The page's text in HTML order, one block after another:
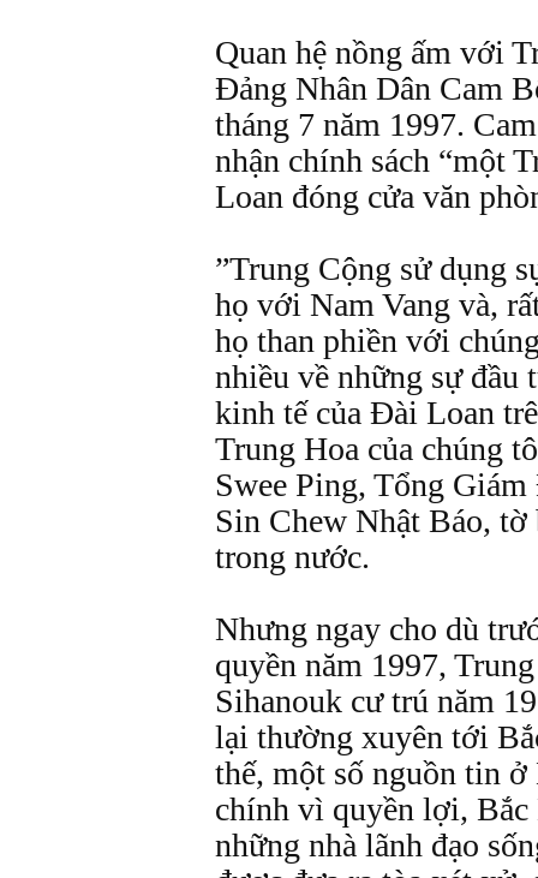
Quan hệ nồng ấm với
Ðảng Nhân Dân Cam
tháng 7 năm 1997.
nhận chính sách “một
Loan đóng cửa văn
”Trung Cộng sử dụng
họ với Nam Vang và,
họ than phiền với
nhiều về những sự đầu
kinh tế của Ðài Loan
Trung Hoa của chúng
Swee Ping, Tổng
Sin Chew Nhật Báo,
trong nước.
Nhưng ngay cho dù
quyền năm 1997,
Sihanouk cư trú năm
lại thường xuyên tới
thế, một số nguồn tin ở
chính vì quyền lợi,
những nhà lãnh đạo